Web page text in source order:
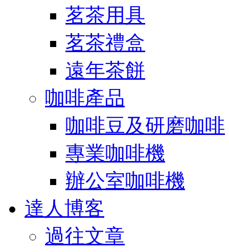
茗茶用具
茗茶禮盒
遠年茶餅
咖啡產品
咖啡豆及研磨咖啡
專業咖啡機
辦公室咖啡機
達人博客
過往文章